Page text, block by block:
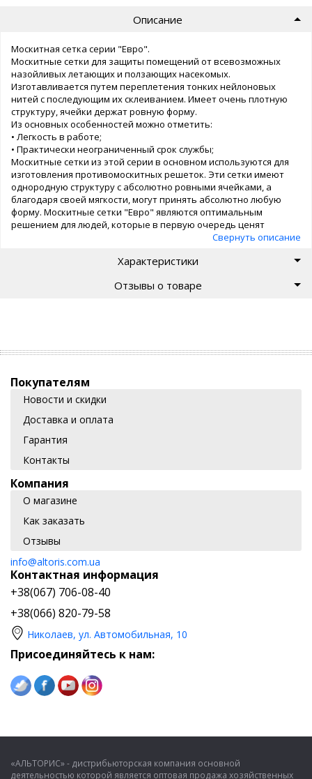
Описание
Москитная сетка серии "Евро".
Москитные сетки для защиты помещений от всевозможных
назойливых летающих и ползающих насекомых.
Изготавливается путем переплетения тонких нейлоновых
нитей с последующим их склеиванием. Имеет очень плотную
структуру, ячейки держат ровную форму.
Из основных особенностей можно отметить:
• Легкость в работе;
• Практически неограниченный срок службы;
Москитные сетки из этой серии в основном используются для
изготовления противомоскитных решеток. Эти сетки имеют
однородную структуру с абсолютно ровными ячейками, а
благодаря своей мягкости, могут принять абсолютно любую
форму. Москитные сетки "Евро" являются оптимальным
решением для людей, которые в первую очередь ценят
Свернуть описание
Характеристики
Отзывы о товаре
Покупателям
Новости и скидки
Доставка и оплата
Гарантия
Контакты
Компания
О магазине
Как заказать
Отзывы
info@altoris.com.ua
Контактная информация
+38(067) 706-08-40
+38(066) 820-79-58
Николаев, ул. Автомобильная, 10
Присоединяйтесь к нам:
«АЛЬТОРИС» - дистрибьюторская компания основной
деятельностью которой является оптовая продажа хозяйственных